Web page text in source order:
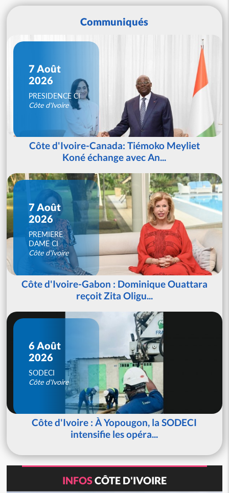
Communiqués
7 Août
2026
PRESIDENCE CI
Côte d'Ivoire
Côte d'Ivoire-Canada: Tiémoko Meyliet
Koné échange avec An...
7 Août
2026
PREMIERE
DAME CI
Côte d'Ivoire
Côte d'Ivoire-Gabon : Dominique Ouattara
reçoit Zita Oligu...
6 Août
2026
SODECI
Côte d'Ivoire
Côte d'Ivoire : À Yopougon, la SODECI
intensifie les opéra...
INFOSCÔTE D'IVOIRE